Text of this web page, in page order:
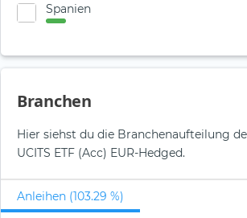
Spanien
Branchen
Hier siehst du die Branchenaufteilung
UCITS ETF (Acc) EUR-Hedged.
Anleihen (103.29 %)